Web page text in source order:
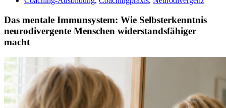
Das mentale Immunsystem: Wie Selbsterkenntnis
neurodivergente Menschen widerstandsfähiger
macht